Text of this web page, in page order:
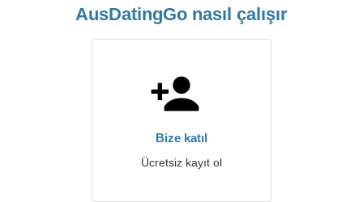
AusDatingGo nasıl çalışır
Bize katıl
Ücretsiz kayıt ol